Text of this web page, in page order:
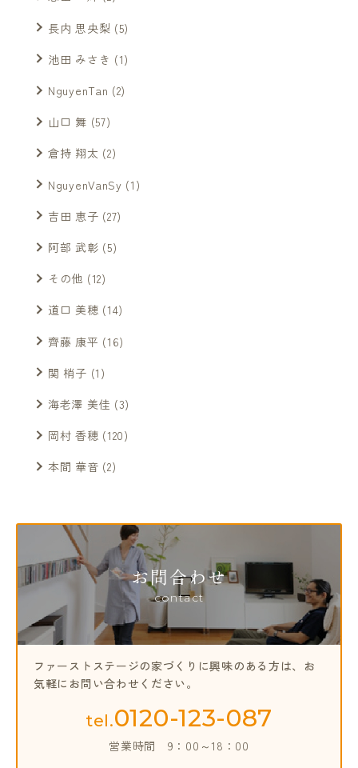
長内 思央梨 (5)
池田 みさき (1)
NguyenTan (2)
山口 舞 (57)
倉持 翔太 (2)
NguyenVanSy (1)
吉田 恵子 (27)
阿部 武彰 (5)
その他 (12)
道口 美穂 (14)
齊藤 康平 (16)
関 梢子 (1)
海老澤 美佳 (3)
岡村 香穂 (120)
本間 華音 (2)
お問合わせ
contact
ファーストステージの家づくりに興味のある方は、 お
気軽にお問い合わせください。
tel.0120-123-087
営業時間 9：00～18：00